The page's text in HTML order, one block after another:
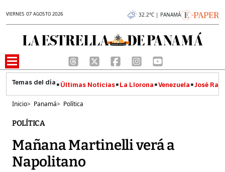
VIERNES 07 AGOSTO 2026 32.2°C | PANAMÁ
Últimas Noticias La Llorona Venezuela José
Inicio> Panamá> Política
POLÍTICA
Mañana Martinelli verá a
Napolitano